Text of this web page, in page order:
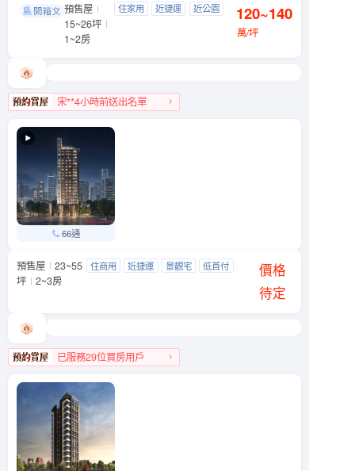
潮中山 中山區 錦州街10號
預售屋
15~26坪
1~2房
住家用 近捷運 近公園 120~140
萬/坪
宋**4小時前送出名單
66通
天光之埕
大同區 西寧北路與南京西路239巷口
預售屋
23~55
坪
2~3房
住商用 近捷運 景觀宅 低首付
價格
待定
已服務29位買房用戶